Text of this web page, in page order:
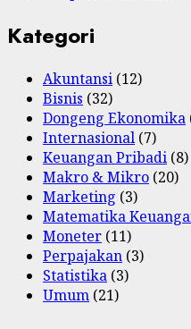
Kategori
Akuntansi (12)
Bisnis (32)
Dongeng Ekonomika
Internasional (7)
Keuangan Pribadi (8)
Makro & Mikro (20)
Marketing (3)
Matematika
Moneter (11)
Perpajakan (3)
Statistika (3)
Umum (21)